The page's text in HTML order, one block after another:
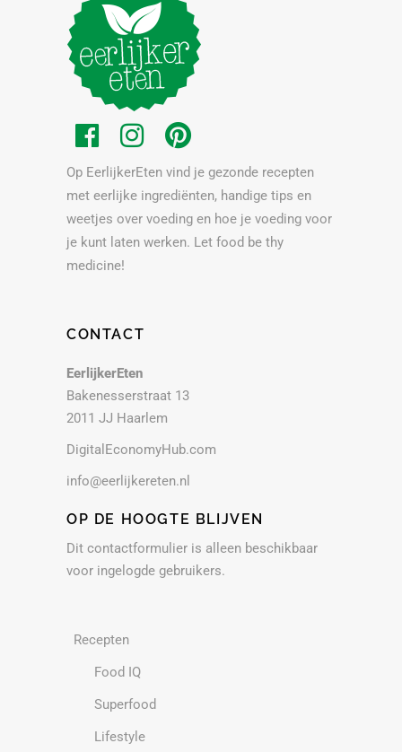
Op EerlijkerEten vind je gezonde recepten
met eerlijke ingrediënten, handige tips en
weetjes over voeding en hoe je voeding voor
je kunt laten werken. Let food be thy
medicine!
CONTACT
EerlijkerEten
Bakenesserstraat 13
2011 JJ Haarlem
DigitalEconomyHub.com
info@eerlijkereten.nl
OP DE HOOGTE BLIJVEN
Dit contactformulier is alleen beschikbaar
voor ingelogde gebruikers.
Recepten
Food IQ
Superfood
Lifestyle